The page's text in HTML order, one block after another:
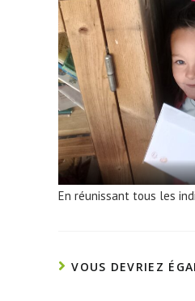
En réunissant tous les
VOUS DEVRIEZ